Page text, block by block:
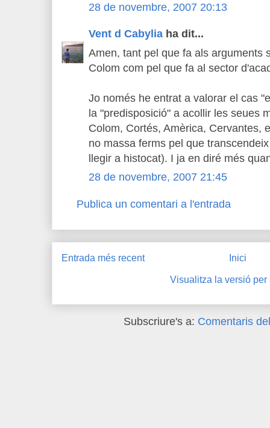
28 de novembre, 2007 20:13
Vent d Cabylia ha dit...
Amen, tant pel que fa als arguments
Colom com pel que fa al sector
Jo només he entrat a valorar el cas
la "predisposició" a acollir les seues
Colom, Cortés, Amèrica, Cervantes,
no massa ferms pel que
llegir a histocat). I ja en diré més
28 de novembre, 2007 21:45
Publica un comentari a l'entrada
Entrada més recent Inici
Visualitza la versió per
Subscriure's a: Comentaris